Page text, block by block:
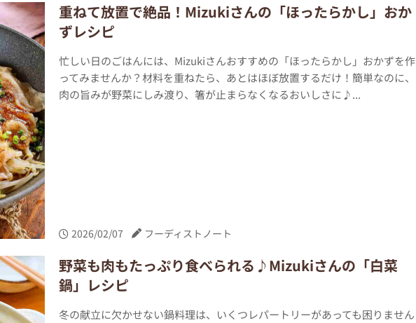
重ねて放置で絶品！Mizukiさんの「ほったらかし」おか
ずレシピ
忙しい日のごはんには、Mizukiさんおすすめの「ほったらかし」おかずを作
ってみませんか？材料を重ねたら、あとはほぼ放置するだけ！簡単なのに、
肉の旨みが野菜にしみ渡り、箸が止まらなくなるおいしさに♪...
2026/02/07 フーディストノート
野菜も肉もたっぷり食べられる♪Mizukiさんの「白菜
鍋」レシピ
冬の献立に欠かせない鍋料理は、いくつレパートリーがあっても困りません